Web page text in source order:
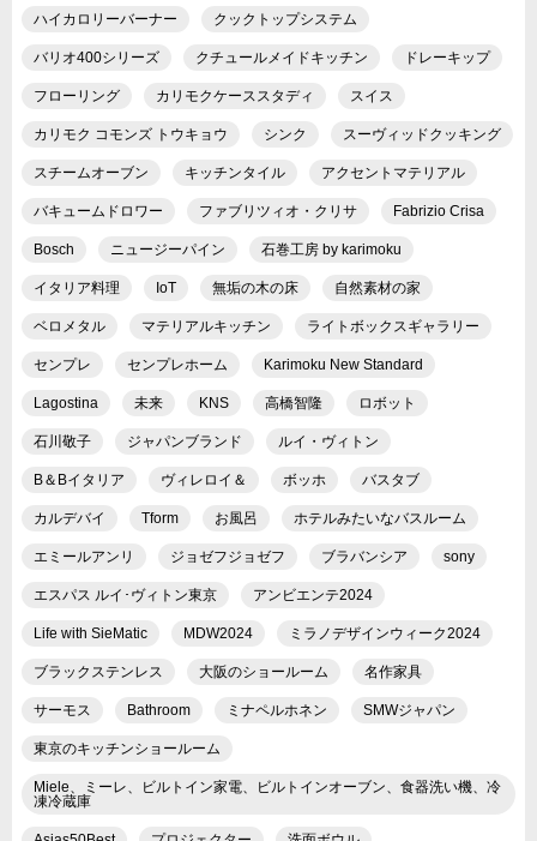
ハイカロリーバーナー クックトップシステム
バリオ400シリーズ クチュールメイドキッチン ドレーキップ
フローリング カリモクケーススタディ スイス
カリモク コモンズ トウキョウ シンク スーヴィッドクッキング
スチームオーブン キッチンタイル アクセントマテリアル
バキュームドロワー ファブリツィオ・クリサ Fabrizio Crisa
Bosch ニュージーパイン 石巻工房 by karimoku
イタリア料理 IoT 無垢の木の床 自然素材の家
ベロメタル マテリアルキッチン ライトボックスギャラリー
センプレ センプレホーム Karimoku New Standard
Lagostina 未来 KNS 高橋智隆 ロボット
石川敬子 ジャパンブランド ルイ・ヴィトン
B＆Bイタリア ヴィレロイ＆ ボッホ バスタブ
カルデバイ Tform お風呂 ホテルみたいなバスルーム
エミールアンリ ジョゼフジョゼフ ブラバンシア sony
エスパス ルイ･ヴィトン東京 アンビエンテ2024
Life with SieMatic MDW2024 ミラノデザインウィーク2024
ブラックステンレス 大阪のショールーム 名作家具
サーモス Bathroom ミナペルホネン SMWジャパン
東京のキッチンショールーム
Miele、ミーレ、ビルトイン家電、ビルトインオーブン、食器洗い機、冷
凍冷蔵庫